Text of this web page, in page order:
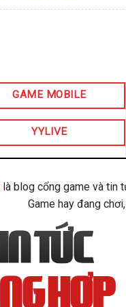
GAME MOBILE
YYLIVE
là blog cổng game và tin
Game hay đang